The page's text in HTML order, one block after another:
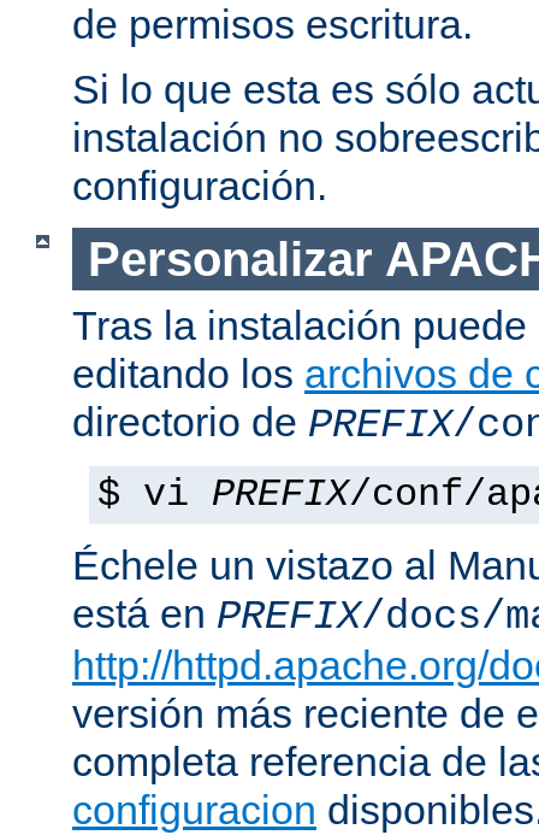
de permisos escritura.
Si lo que esta es sólo
instalación no
configuración.
Personalizar
Tras la instalación
editando los archivos de
directorio de PREFIX/
$ vi PREFIX/conf/
Échele un vistazo al
está en PREFIX/docs/
http://httpd.apache.org/
versión más reciente de
completa referencia de
configuracion